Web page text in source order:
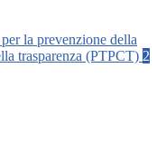
la prevenzione della
trasparenza (PTPCT) 2